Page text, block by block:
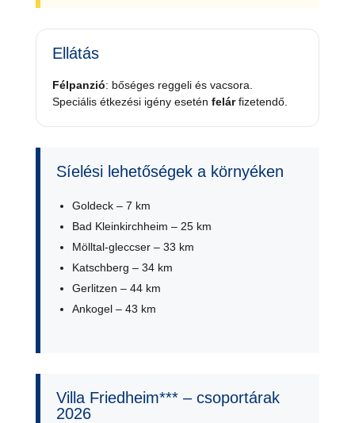
Ellátás
Félpanzió: bőséges reggeli és vacsora.
Speciális étkezési igény esetén felárfizetendő.
Síelési lehetőségek a környéken
Goldeck – 7 km
Bad Kleinkirchheim – 25 km
Mölltal-gleccser – 33 km
Katschberg – 34 km
Gerlitzen – 44 km
Ankogel – 43 km
Villa Friedheim*** – csoportárak
2026